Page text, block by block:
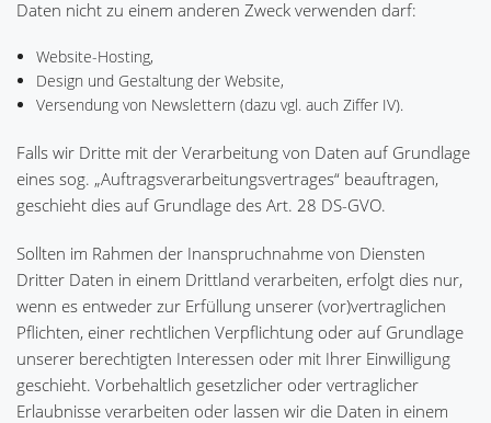
Daten nicht zu einem anderen Zweck verwenden darf:
Website-Hosting,
Design und Gestaltung der Website,
Versendung von Newslettern (dazu vgl. auch Ziffer IV).
Falls wir Dritte mit der Verarbeitung von Daten auf Grundlage
eines sog. „Auftragsverarbeitungsvertrages“ beauftragen,
geschieht dies auf Grundlage des Art. 28 DS-GVO.
Sollten im Rahmen der Inanspruchnahme von Diensten
Dritter Daten in einem Drittland verarbeiten, erfolgt dies nur,
wenn es entweder zur Erfüllung unserer (vor)vertraglichen
Pflichten, einer rechtlichen Verpflichtung oder auf Grundlage
unserer berechtigten Interessen oder mit Ihrer Einwilligung
geschieht. Vorbehaltlich gesetzlicher oder vertraglicher
Erlaubnisse verarbeiten oder lassen wir die Daten in einem